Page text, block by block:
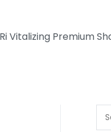
Vitalizing Premium